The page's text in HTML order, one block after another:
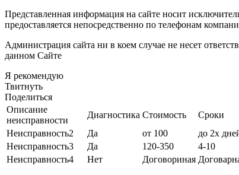
Представленная информация на сайте носит
предоставляется непосредственно по телефонам
Администрация сайта ни в коем случае не несет
данном Сайте
Я рекомендую
Твитнуть
Поделиться
Описание
неисправности
Диагностика Стоимость
Сроки
Неисправность2
Да от 100
до 2х
Неисправность3
Да 120-350
4-10
Неисправность4
Нет Договориная